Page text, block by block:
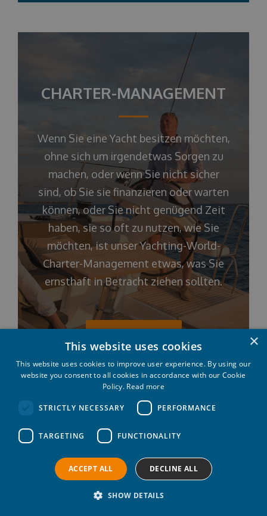
CHARTER-MANAGEMENT
Wenn Sie eine Yacht besitzen möchten,
ohne sich um irgendetwas Sorgen zu
machen, oder wenn Sie nicht sicher
sind, ob Sie sie finanzieren oder warten
können, oder Sie nicht genügend Zeit
haben, sie so oft zu nutzen, wie Sie
möchten, ist unser Yachting-World-
Charter-Management etwas, was Sie
ernsthaft in Betracht ziehen sollten.
BRAUCHEN SIE
HILFE?
×
This website uses cookies
This website uses cookies to improve user experience. By using our
website you consent to all cookies in accordance with our Cookie
Policy. Read more
STRICTLY NECESSARY PERFORMANCE
TARGETING FUNCTIONALITY
ACCEPT ALL DECLINE ALL
SHOW DETAILS